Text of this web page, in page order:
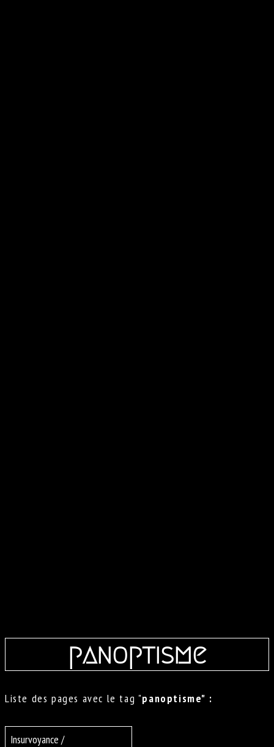
panoptisme
Liste des pages avec le tag "panoptisme" :
Insurvoyance /